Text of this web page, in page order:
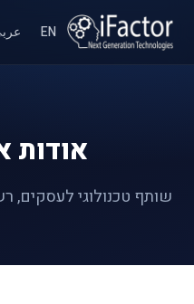
EN
אודות
שותף טכנולוגי לעסקים,